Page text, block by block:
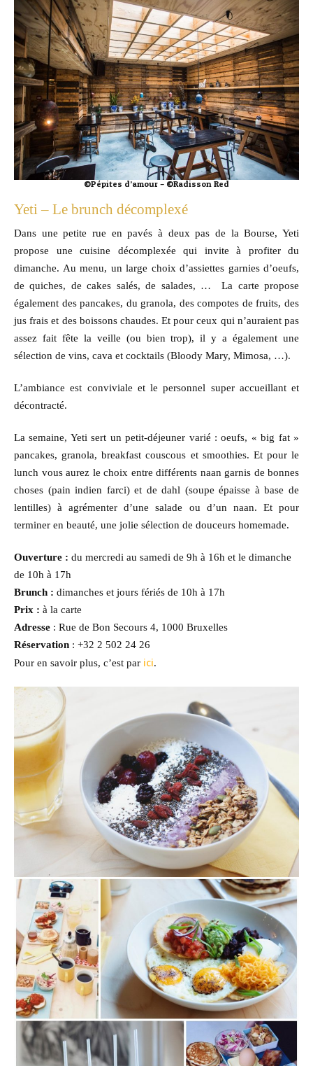
©Pépites d’amour – ©Radisson Red
Yeti – Le brunch décomplexé
Dans une petite rue en pavés à deux pas de la Bourse, Yeti
propose une cuisine décomplexée qui invite à profiter du
dimanche. Au menu, un large choix d’assiettes garnies d’oeufs,
de quiches, de cakes salés, de salades, … La carte propose
également des pancakes, du granola, des compotes de fruits, des
jus frais et des boissons chaudes. Et pour ceux qui n’auraient pas
assez fait fête la veille (ou bien trop), il y a également une
sélection de vins, cava et cocktails (Bloody Mary, Mimosa, …).
L’ambiance est conviviale et le personnel super accueillant et
décontracté.
La semaine, Yeti sert un petit-déjeuner varié : oeufs, « big fat »
pancakes, granola, breakfast couscous et smoothies. Et pour le
lunch vous aurez le choix entre différents naan garnis de bonnes
choses (pain indien farci) et de dahl (soupe épaisse à base de
lentilles) à agrémenter d’une salade ou d’un naan. Et pour
terminer en beauté, une jolie sélection de douceurs homemade.
Ouverture : du mercredi au samedi de 9h à 16h et le dimanche
de 10h à 17h
Brunch : dimanches et jours fériés de 10h à 17h
Prix : à la carte
Adresse : Rue de Bon Secours 4, 1000 Bruxelles
Réservation : +32 2 502 24 26
Pour en savoir plus, c’est par ici.